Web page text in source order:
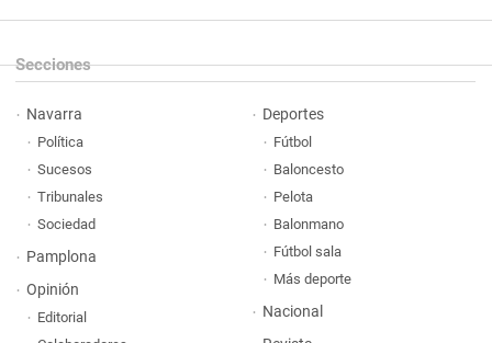
Secciones
Navarra
Política
Sucesos
Tribunales
Sociedad
Pamplona
Opinión
Editorial
Deportes
Fútbol
Baloncesto
Pelota
Balonmano
Fútbol sala
Más deporte
Nacional